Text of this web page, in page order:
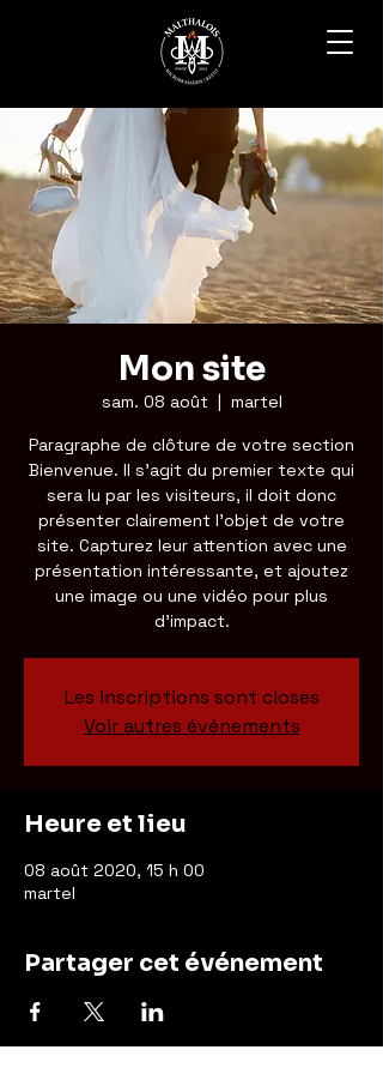
Mon site
sam. 08 août
  |
martel
Paragraphe de clôture de votre section
Bienvenue. Il s'agit du premier texte qui
sera lu par les visiteurs, il doit donc
présenter clairement l'objet de votre
site. Capturez leur attention avec une
présentation intéressante, et ajoutez
une image ou une vidéo pour plus
d'impact.
Les inscriptions sont closes
Voir autres événements
Heure et lieu
08 août 2020, 15 h 00
martel
Partager cet événement